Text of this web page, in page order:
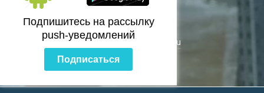
Санкт-Петербург
zakaz@bazaflota.ru
Подпишитесь на рассылку
push-уведомлений
Подписаться